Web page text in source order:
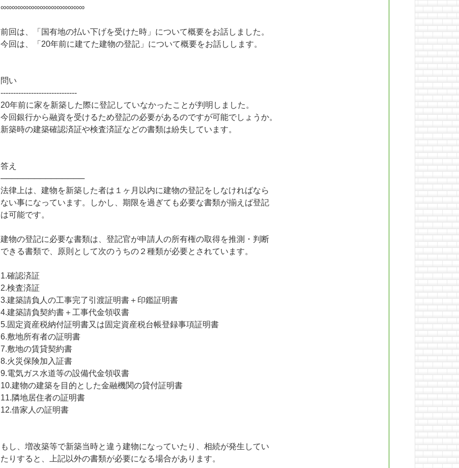
∞∞∞∞∞∞∞∞∞∞∞∞∞∞∞
前回は、「国有地の払い下げを受けた時」について概要をお話しました。
今回は、「20年前に建てた建物の登記」について概要をお話しします。
問い
------------------------------
20年前に家を新築した際に登記していなかったことが判明しました。
今回銀行から融資を受けるため登記の必要があるのですが可能でしょうか。
新築時の建築確認済証や検査済証などの書類は紛失しています。
答え
───────────────
法律上は、建物を新築した者は１ヶ月以内に建物の登記をしなければなら
ない事になっています。しかし、期限を過ぎても必要な書類が揃えば登記
は可能です。
建物の登記に必要な書類は、登記官が申請人の所有権の取得を推測・判断
できる書類で、原則として次のうちの２種類が必要とされています。
1.確認済証
2.検査済証
3.建築請負人の工事完了引渡証明書＋印鑑証明書
4.建築請負契約書＋工事代金領収書
5.固定資産税納付証明書又は固定資産税台帳登録事項証明書
6.敷地所有者の証明書
7.敷地の賃貸契約書
8.火災保険加入証書
9.電気ガス水道等の設備代金領収書
10.建物の建築を目的とした金融機関の貸付証明書
11.隣地居住者の証明書
12.借家人の証明書
もし、増改築等で新築当時と違う建物になっていたり、相続が発生してい
たりすると、上記以外の書類が必要になる場合があります。